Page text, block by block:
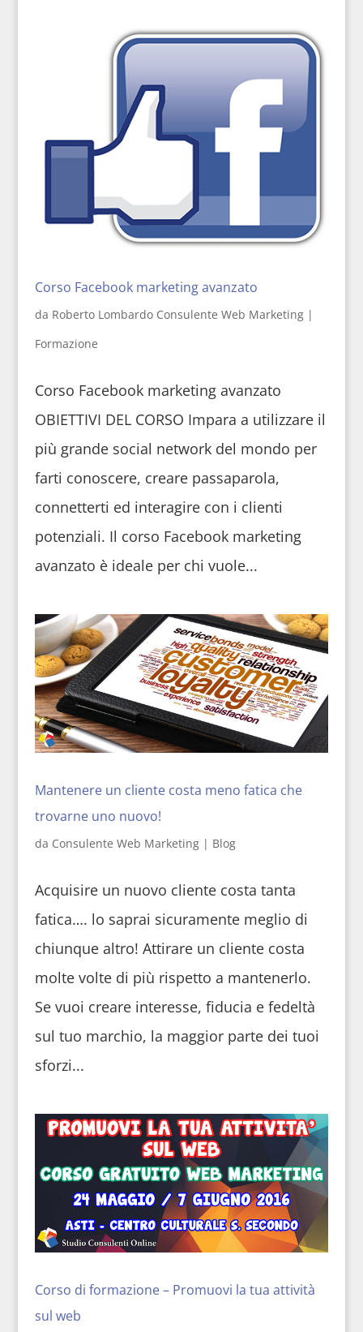
Corso Facebook marketing avanzato
da Roberto Lombardo Consulente Web Marketing|
Formazione
Corso Facebook marketing avanzato
OBIETTIVI DEL CORSO Impara a utilizzare il
più grande social network del mondo per
farti conoscere, creare passaparola,
connetterti ed interagire con i clienti
potenziali. Il corso Facebook marketing
avanzato è ideale per chi vuole...
Mantenere un cliente costa meno fatica che
trovarne uno nuovo!
da Consulente Web Marketing| Blog
Acquisire un nuovo cliente costa tanta
fatica…. lo saprai sicuramente meglio di
chiunque altro! Attirare un cliente costa
molte volte di più rispetto a mantenerlo.
Se vuoi creare interesse, fiducia e fedeltà
sul tuo marchio, la maggior parte dei tuoi
sforzi...
Corso di formazione – Promuovi la tua attività
sul web